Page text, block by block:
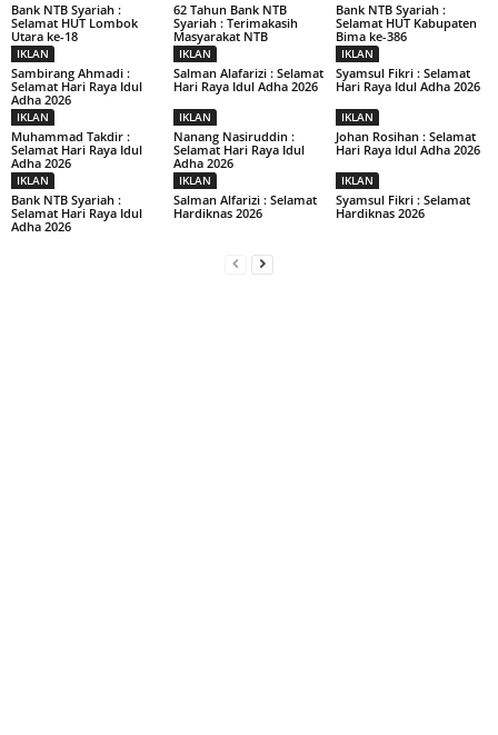
Bank NTB Syariah :
Selamat HUT Lombok
Utara ke-18
62 Tahun Bank NTB
Syariah : Terimakasih
Masyarakat NTB
Bank NTB Syariah :
Selamat HUT Kabupaten
Bima ke-386
IKLAN
Sambirang Ahmadi :
Selamat Hari Raya Idul
Adha 2026
IKLAN
Salman Alafarizi : Selamat
Hari Raya Idul Adha 2026
IKLAN
Syamsul Fikri : Selamat
Hari Raya Idul Adha 2026
IKLAN
Muhammad Takdir :
Selamat Hari Raya Idul
Adha 2026
IKLAN
Nanang Nasiruddin :
Selamat Hari Raya Idul
Adha 2026
IKLAN
Johan Rosihan : Selamat
Hari Raya Idul Adha 2026
IKLAN
Bank NTB Syariah :
Selamat Hari Raya Idul
Adha 2026
IKLAN
Salman Alfarizi : Selamat
Hardiknas 2026
IKLAN
Syamsul Fikri : Selamat
Hardiknas 2026